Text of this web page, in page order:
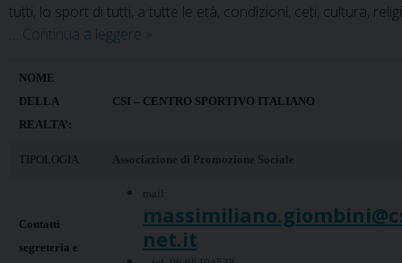
tutti, lo sport di tutti, a tutte le età, condizioni, ceti, cultura,
… Continua a leggere CSI
Sportivo
»
NOME
DELLA
REALTA’:
CSI – CENTRO SPORTIVO ITALIANO
TIPOLOGIA Associazione di Promozione Sociale
Contatti
segreteria e
mail:
net.it